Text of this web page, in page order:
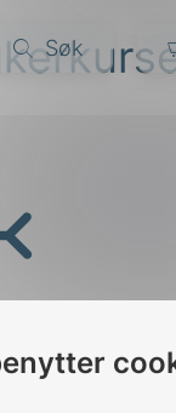
Søk